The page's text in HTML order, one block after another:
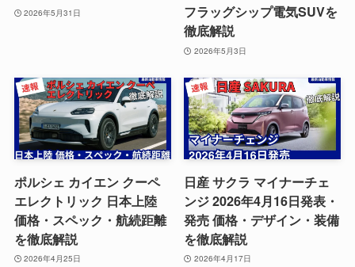
2026年5月31日
フラッグシップ電気SUVを
徹底解説
2026年5月3日
ポルシェ カイエン クーペ
エレクトリック 日本上陸
価格・スペック・航続距離
を徹底解説
2026年4月25日
日産 サクラ マイナーチェ
ンジ 2026年4月16日発表・
発売 価格・デザイン・装備
を徹底解説
2026年4月17日